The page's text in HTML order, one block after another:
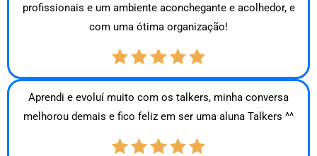
profissionais e um ambiente aconchegante e acolhedor, e
com uma ótima organização!
Aprendi e evoluí muito com os talkers, minha conversa
melhorou demais e fico feliz em ser uma aluna Talkers ^^